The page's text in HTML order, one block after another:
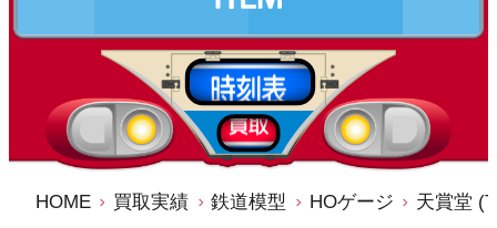
HOME 買取実績 鉄道模型 HOゲージ 天賞堂